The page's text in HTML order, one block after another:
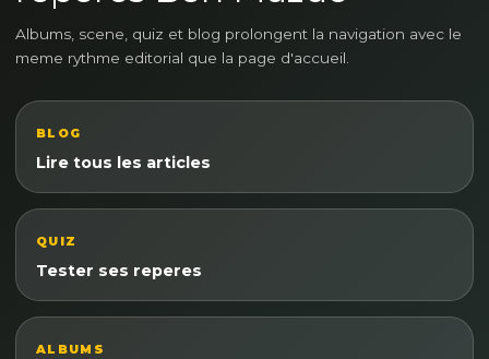
Albums, scene, quiz et blog prolongent la navigation avec le
meme rythme editorial que la page d'accueil.
BLOG
Lire tous les articles
QUIZ
Tester ses reperes
ALBUMS